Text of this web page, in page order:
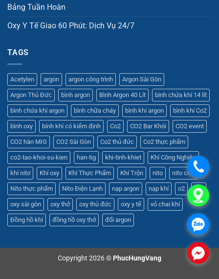
Bảng Tuần Hoàn
Oxy Y Tế Giao 60 Phút: Dịch Vụ 24/7
TAGS
Acetylen argon argon công trình Argon Sài Gòn
Argon Thủ Đức bình argon Bình Argon 40 Lít bình chứa khí 14 lít
bình chứa khí argon bình chữa cháy bình khí argon bình khí Co2
bình oxy bính khí có kiểm định Co2 CO2 Bar Khói CO2 event
CO2 hàn MIG CO2 Sài Gòn Co2 thủ đức Co2 thực phẩm
co2-tao-khoi-su-kien han-tig khi-tinh-khiet Khí Công Nghiệp
khí nitơ Khí oxy Khí Thực Phẩm Khí Trộn nito nito cnc
Nito thực phẩm Nito Điện Lạnh nạp argon nạp khí o2 oxy
oxy sài gòn oxy thở oxy thủ đức oxy y tế vỏ chai khí
Đồng hồ khí đồng hồ oxy thở đổi argon
Copyright 2026 © PhucHungVang
.
.
.
.